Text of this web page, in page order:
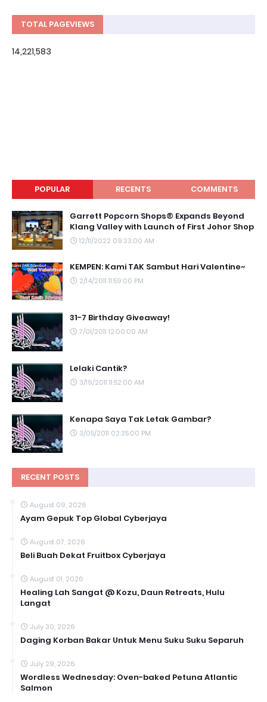
TOTAL PAGEVIEWS
14,221,583
POPULAR RECENTS COMMENTS
Garrett Popcorn Shops® Expands Beyond
Klang Valley with Launch of First Johor Shop
12/11/2022 09:33:00 AM
KEMPEN: Kami TAK Sambut Hari Valentine~
2/14/2011 11:59:00 PM
31-7 Birthday Giveaway!
7/01/2011 12:00:00 AM
Lelaki Cantik?
3/19/2011 11:52:00 AM
Kenapa Saya Tak Letak Gambar?
3/05/2011 02:35:00 PM
RECENT POSTS
August 09, 2026
Ayam Gepuk Top Global Cyberjaya
August 07, 2026
Beli Buah Dekat Fruitbox Cyberjaya
August 01, 2026
Healing Lah Sangat @ Kozu, Daun Retreats, Hulu
Langat
July 30, 2026
Daging Korban Bakar Untuk Menu Suku Suku Separuh
July 29, 2026
Wordless Wednesday: Oven-baked Petuna Atlantic
Salmon